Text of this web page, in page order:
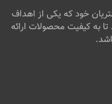
خود که یکی از اهداف
به کیفیت محصولات ارائه